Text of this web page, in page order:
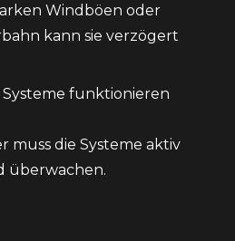
Windböen oder
kann sie verzögert
Systeme funktionieren
muss die Systeme aktiv
überwachen.